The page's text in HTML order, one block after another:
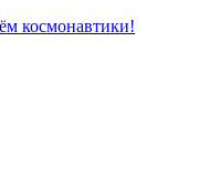
космонавтики!